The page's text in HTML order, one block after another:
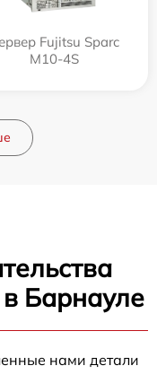
Fujitsu Sparc
M10-4S
Барнауле
нами детали